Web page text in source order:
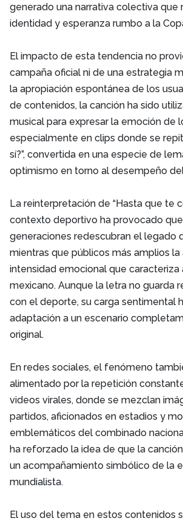
generado una narrativa colectiva que
identidad y esperanza rumbo a la
El impacto de esta tendencia no
campaña oficial ni de una estrategia
la apropiación espontánea de los
de contenidos, la canción ha sido
musical para expresar la emoción de
especialmente en clips donde se
sí?”, convertida en una especie de
optimismo en torno al desempeño
La reinterpretación de “Hasta que te
contexto deportivo ha provocado
generaciones redescubran el legado
mientras que públicos más amplios la
intensidad emocional que
mexicano. Aunque la letra no guarda
con el deporte, su carga sentimental
adaptación a un escenario
original.
En redes sociales, el fenómeno
alimentado por la repetición
videos virales, donde se mezclan
partidos, aficionados en estadios y
emblemáticos del combinado
ha reforzado la idea de que la
un acompañamiento simbólico de la
mundialista.
El uso del tema en estos contenidos